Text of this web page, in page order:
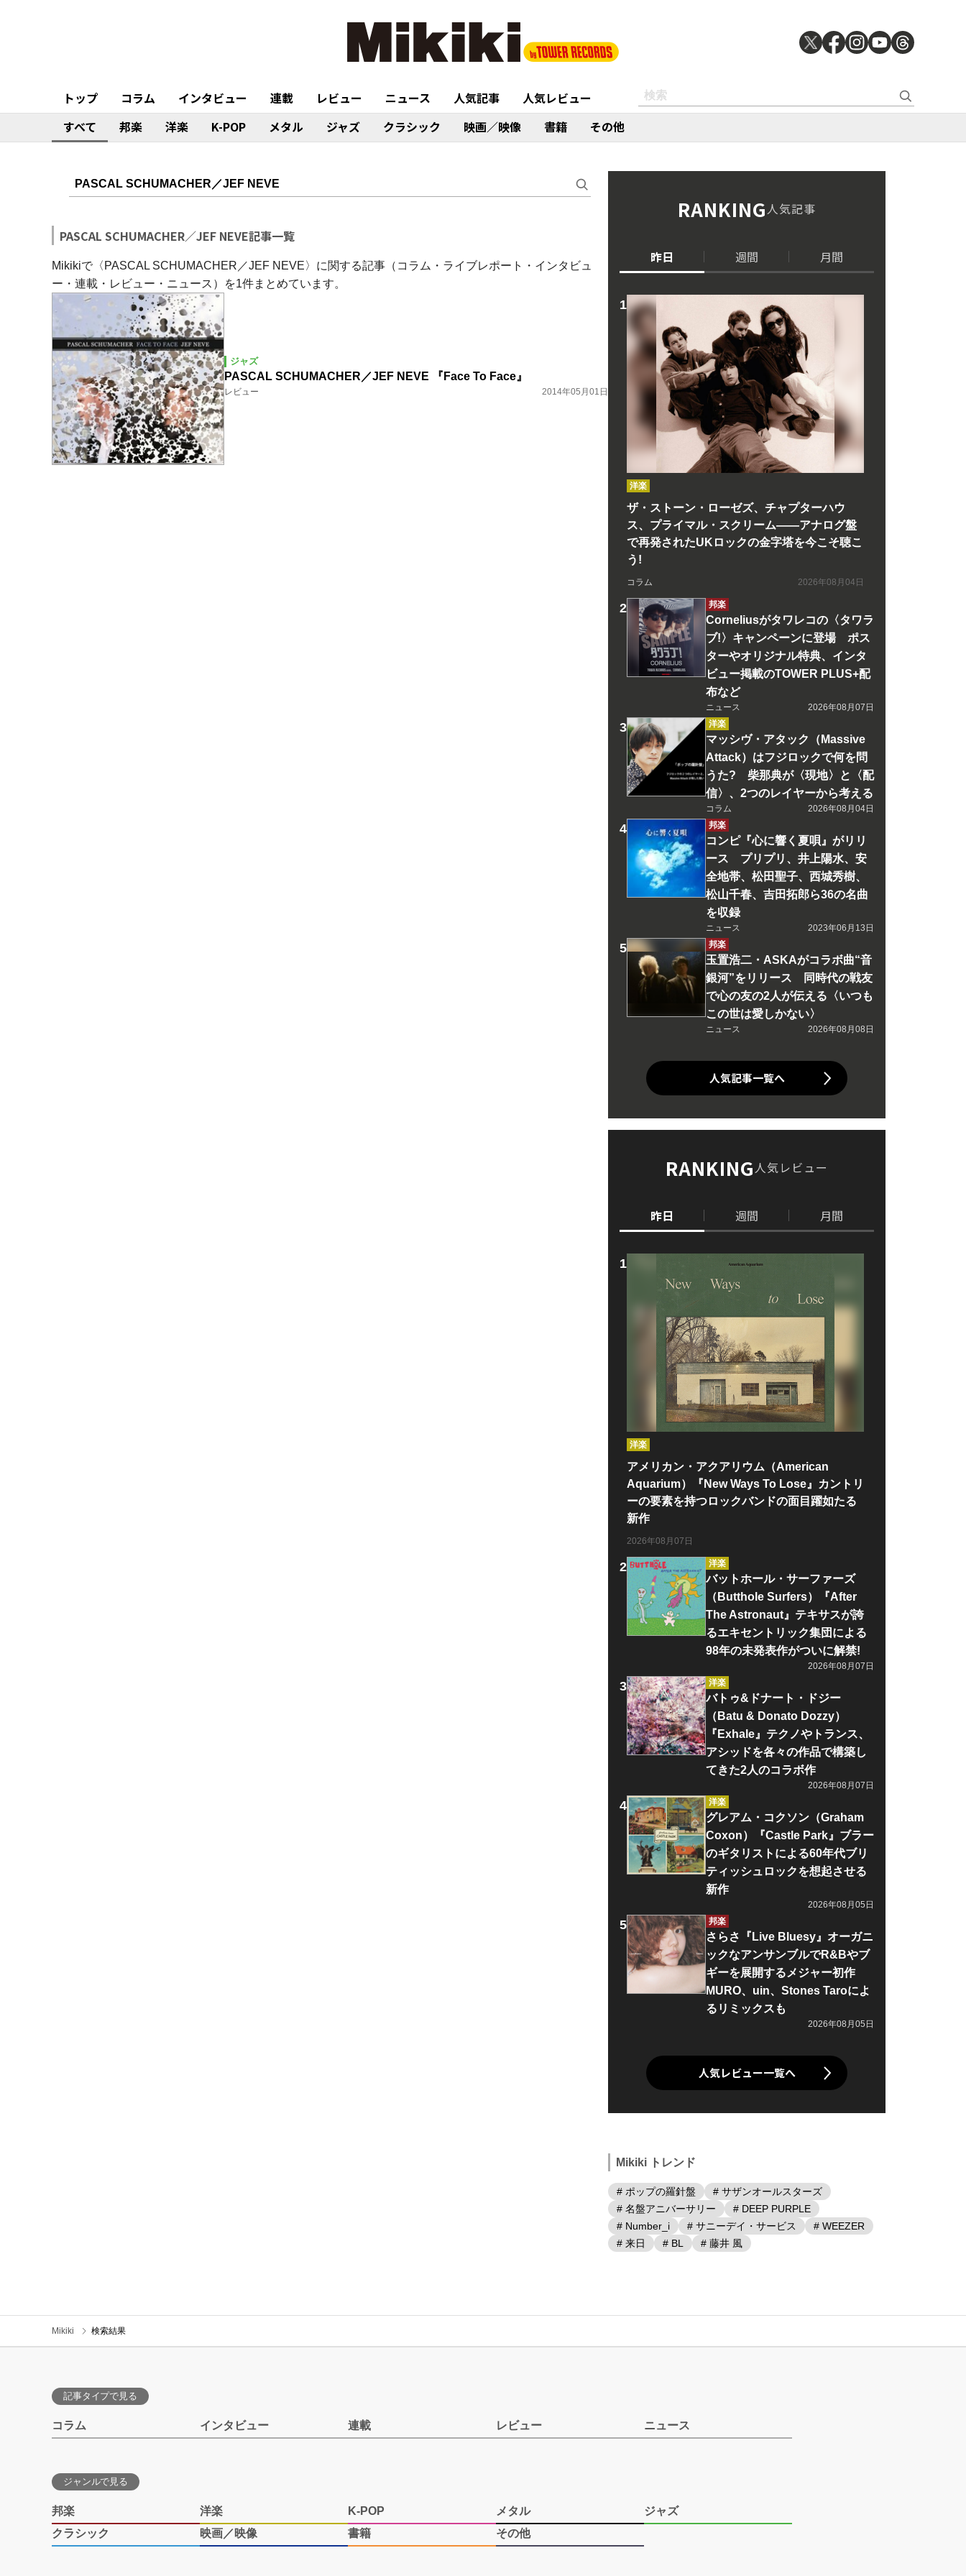
トップ コラム インタビュー 連載 レビュー ニュース 人気記事
人気レビュー
すべて
邦楽 洋楽 K-POP メタル ジャズ クラシック 映画／映像 書籍 その他
PASCAL SCHUMACHER／JEF NEVE記事一覧
Mikikiで〈PASCAL SCHUMACHER／JEF NEVE〉に関する記事（コラム・ライブレポート・インタビュ
ー・連載・レビュー・ニュース）を1件まとめています。
ジャズ
PASCAL SCHUMACHER／JEF NEVE 『Face To Face』
レビュー 2014年05月01日
RANKING人気記事
昨日 週間 月間
洋楽
ザ・ストーン・ローゼズ、チャプターハウ
ス、プライマル・スクリーム――アナログ盤
で再発されたUKロックの金字塔を今こそ聴こ
う!
コラム 2026年08月04日
邦楽
Corneliusがタワレコの〈タワラ
ブ!〉キャンペーンに登場 ポス
ターやオリジナル特典、インタ
ビュー掲載のTOWER PLUS+配
布など
ニュース
2026年08月07日
洋楽
マッシヴ・アタック（Massive
Attack）はフジロックで何を問
うた? 柴那典が〈現地〉と〈配
信〉、2つのレイヤーから考える
コラム
2026年08月04日
邦楽
コンピ『心に響く夏唄』がリリ
ース プリプリ、井上陽水、安
全地帯、松田聖子、西城秀樹、
松山千春、吉田拓郎ら36の名曲
を収録
ニュース
2023年06月13日
邦楽
玉置浩二・ASKAがコラボ曲“音
銀河”をリリース 同時代の戦友
で心の友の2人が伝える〈いつも
この世は愛しかない〉
ニュース 2026年08月08日
人気記事一覧へ
RANKING人気レビュー
昨日 週間 月間
洋楽
アメリカン・アクアリウム（American
Aquarium）『New Ways To Lose』カントリ
ーの要素を持つロックバンドの面目躍如たる
新作
2026年08月07日
洋楽
バットホール・サーファーズ
（Butthole Surfers）『After
The Astronaut』テキサスが誇
るエキセントリック集団による
98年の未発表作がついに解禁!
2026年08月07日
洋楽
バトゥ&ドナート・ドジー
（Batu & Donato Dozzy）
『Exhale』テクノやトランス、
アシッドを各々の作品で構築し
てきた2人のコラボ作
2026年08月07日
洋楽
グレアム・コクソン（Graham
Coxon）『Castle Park』ブラー
のギタリストによる60年代ブリ
ティッシュロックを想起させる
新作
2026年08月05日
邦楽
さらさ『Live Bluesy』オーガニ
ックなアンサンブルでR&Bやブ
ギーを展開するメジャー初作
MURO、uin、Stones Taroによ
るリミックスも
2026年08月05日
人気レビュー一覧へ
Mikiki トレンド
# ポップの羅針盤
# サザンオールスターズ
# 名盤アニバーサリー
# DEEP PURPLE
# Number_i
# サニーデイ・サービス
# WEEZER
# 来日
# BL # 藤井 風
Mikiki 検索結果
記事タイプで見る
コラム インタビュー 連載 レビュー ニュース
ジャンルで見る
邦楽 洋楽 K-POP メタル
ジャズ
クラシック
映画／映像 書籍 その他